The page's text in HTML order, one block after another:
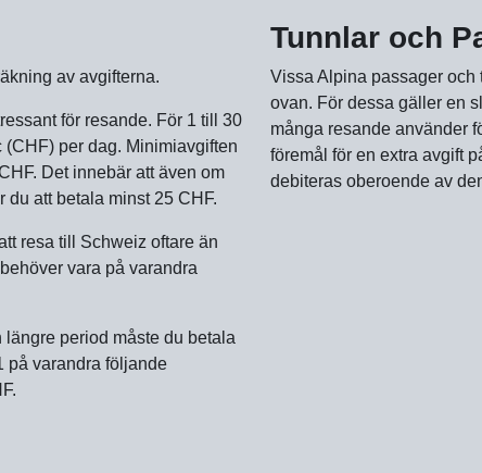
av avgifterna.
för resande. För 1 till 30
per dag. Minimiavgiften
Det innebär att även om
att betala minst 25 CHF.
resa till Schweiz oftare än
vara på varandra
period måste du betala
på varandra följande
Tunnlar och
Vissa Alpina passager och
ovan. För dessa gäller en
många resande använder
föremål för en extra avgift
debiteras oberoende av